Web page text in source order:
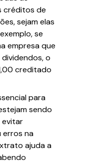
créditos de
sejam elas
se
empresa que
o
creditado
para
sendo
evitar
erros na
ajuda a